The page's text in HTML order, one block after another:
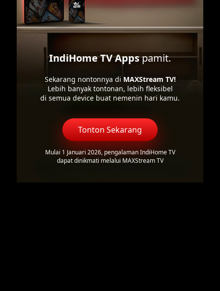
IndiHome TV Appspamit.
Sekarang nontonnya di MAXStream TV!
Lebih banyak tontonan, lebih fleksibel
di semua device buat nemenin hari kamu.
Tonton Sekarang
Mulai 1 Januari 2026, pengalaman IndiHome TV
dapat dinikmati melalui MAXStream TV